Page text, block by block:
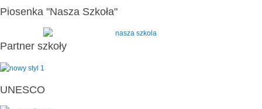
Piosenka "Nasza Szkoła"
Partner szkoły
UNESCO